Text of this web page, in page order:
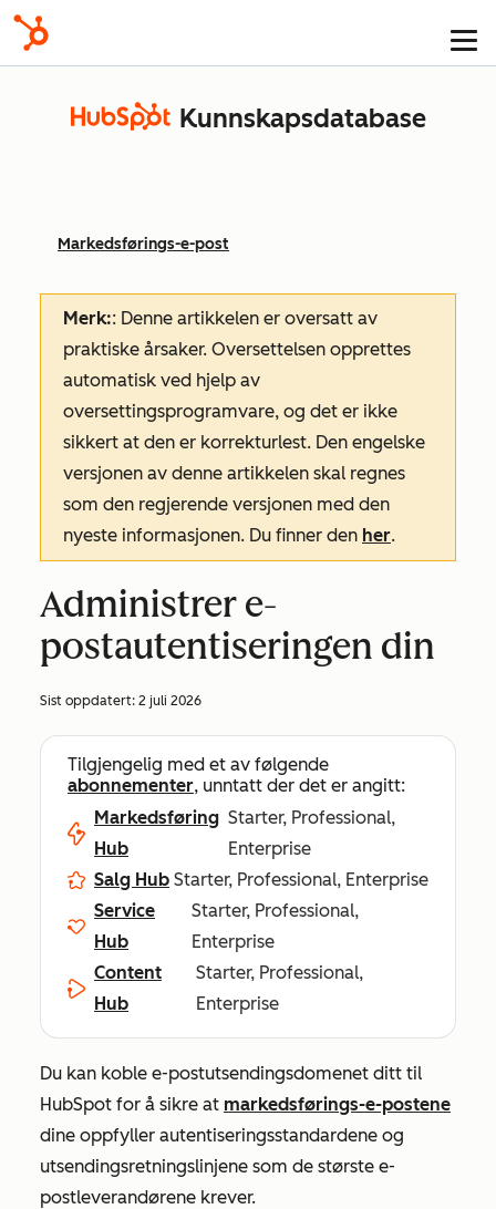
Kunnskapsdatabase
Markedsførings-e-post
Merk:: Denne artikkelen er oversatt av
praktiske årsaker. Oversettelsen opprettes
automatisk ved hjelp av
oversettingsprogramvare, og det er ikke
sikkert at den er korrekturlest. Den engelske
versjonen av denne artikkelen skal regnes
som den regjerende versjonen med den
nyeste informasjonen. Du finner den her.
Administrer e-
postautentiseringen din
Sist oppdatert: 2 juli 2026
Tilgjengelig med et av følgende
abonnementer, unntatt der det er angitt:
Markedsføring
Hub
Starter, Professional,
Enterprise
Salg Hub Starter, Professional, Enterprise
Service
Hub
Starter, Professional,
Enterprise
Content
Hub
Starter, Professional,
Enterprise
Du kan koble e-postutsendingsdomenet ditt til
HubSpot for å sikre at markedsførings-e-postene
dine oppfyller autentiseringsstandardene og
utsendingsretningslinjene som de største e-
postleverandørene krever.